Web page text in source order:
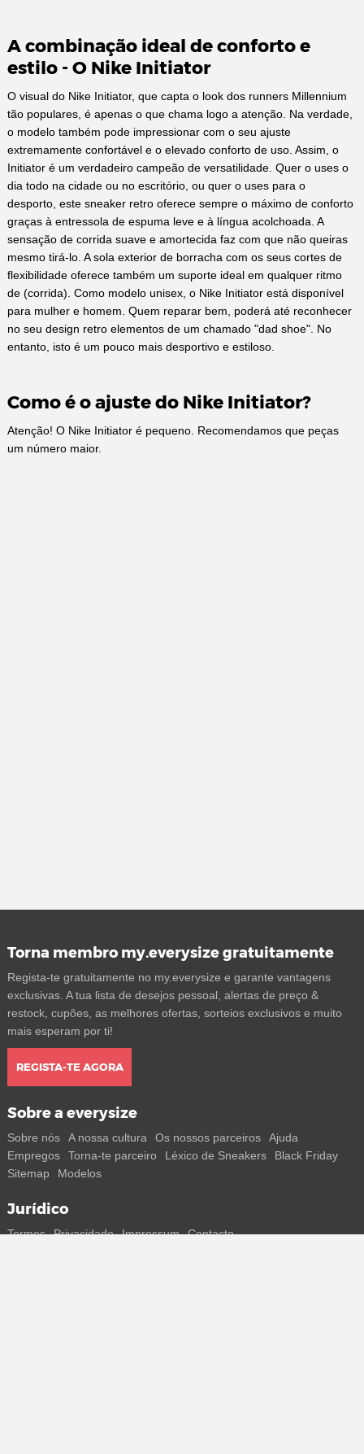
A combinação ideal de conforto e
estilo - O Nike Initiator
O visual do Nike Initiator, que capta o look dos runners Millennium
tão populares, é apenas o que chama logo a atenção. Na verdade,
o modelo também pode impressionar com o seu ajuste
extremamente confortável e o elevado conforto de uso. Assim, o
Initiator é um verdadeiro campeão de versatilidade. Quer o uses o
dia todo na cidade ou no escritório, ou quer o uses para o
desporto, este sneaker retro oferece sempre o máximo de conforto
graças à entressola de espuma leve e à língua acolchoada. A
sensação de corrida suave e amortecida faz com que não queiras
mesmo tirá-lo. A sola exterior de borracha com os seus cortes de
flexibilidade oferece também um suporte ideal em qualquer ritmo
de (corrida). Como modelo unisex, o Nike Initiator está disponível
para mulher e homem. Quem reparar bem, poderá até reconhecer
no seu design retro elementos de um chamado "dad shoe". No
entanto, isto é um pouco mais desportivo e estiloso.
Como é o ajuste do Nike Initiator?
Atenção! O Nike Initiator é pequeno. Recomendamos que peças
um número maior.
Torna membro my.everysize gratuitamente
Regista-te gratuitamente no my.everysize e garante vantagens
exclusivas. A tua lista de desejos pessoal, alertas de preço &
restock, cupões, as melhores ofertas, sorteios exclusivos e muito
mais esperam por ti!
REGISTA-TE AGORA
Sobre a everysize
Sobre nós A nossa cultura Os nossos parceiros
Ajuda
Empregos
Torna-te parceiro Léxico de Sneakers
Black Friday
Sitemap
Modelos
Jurídico
Termos Privacidade Impressum Contacto